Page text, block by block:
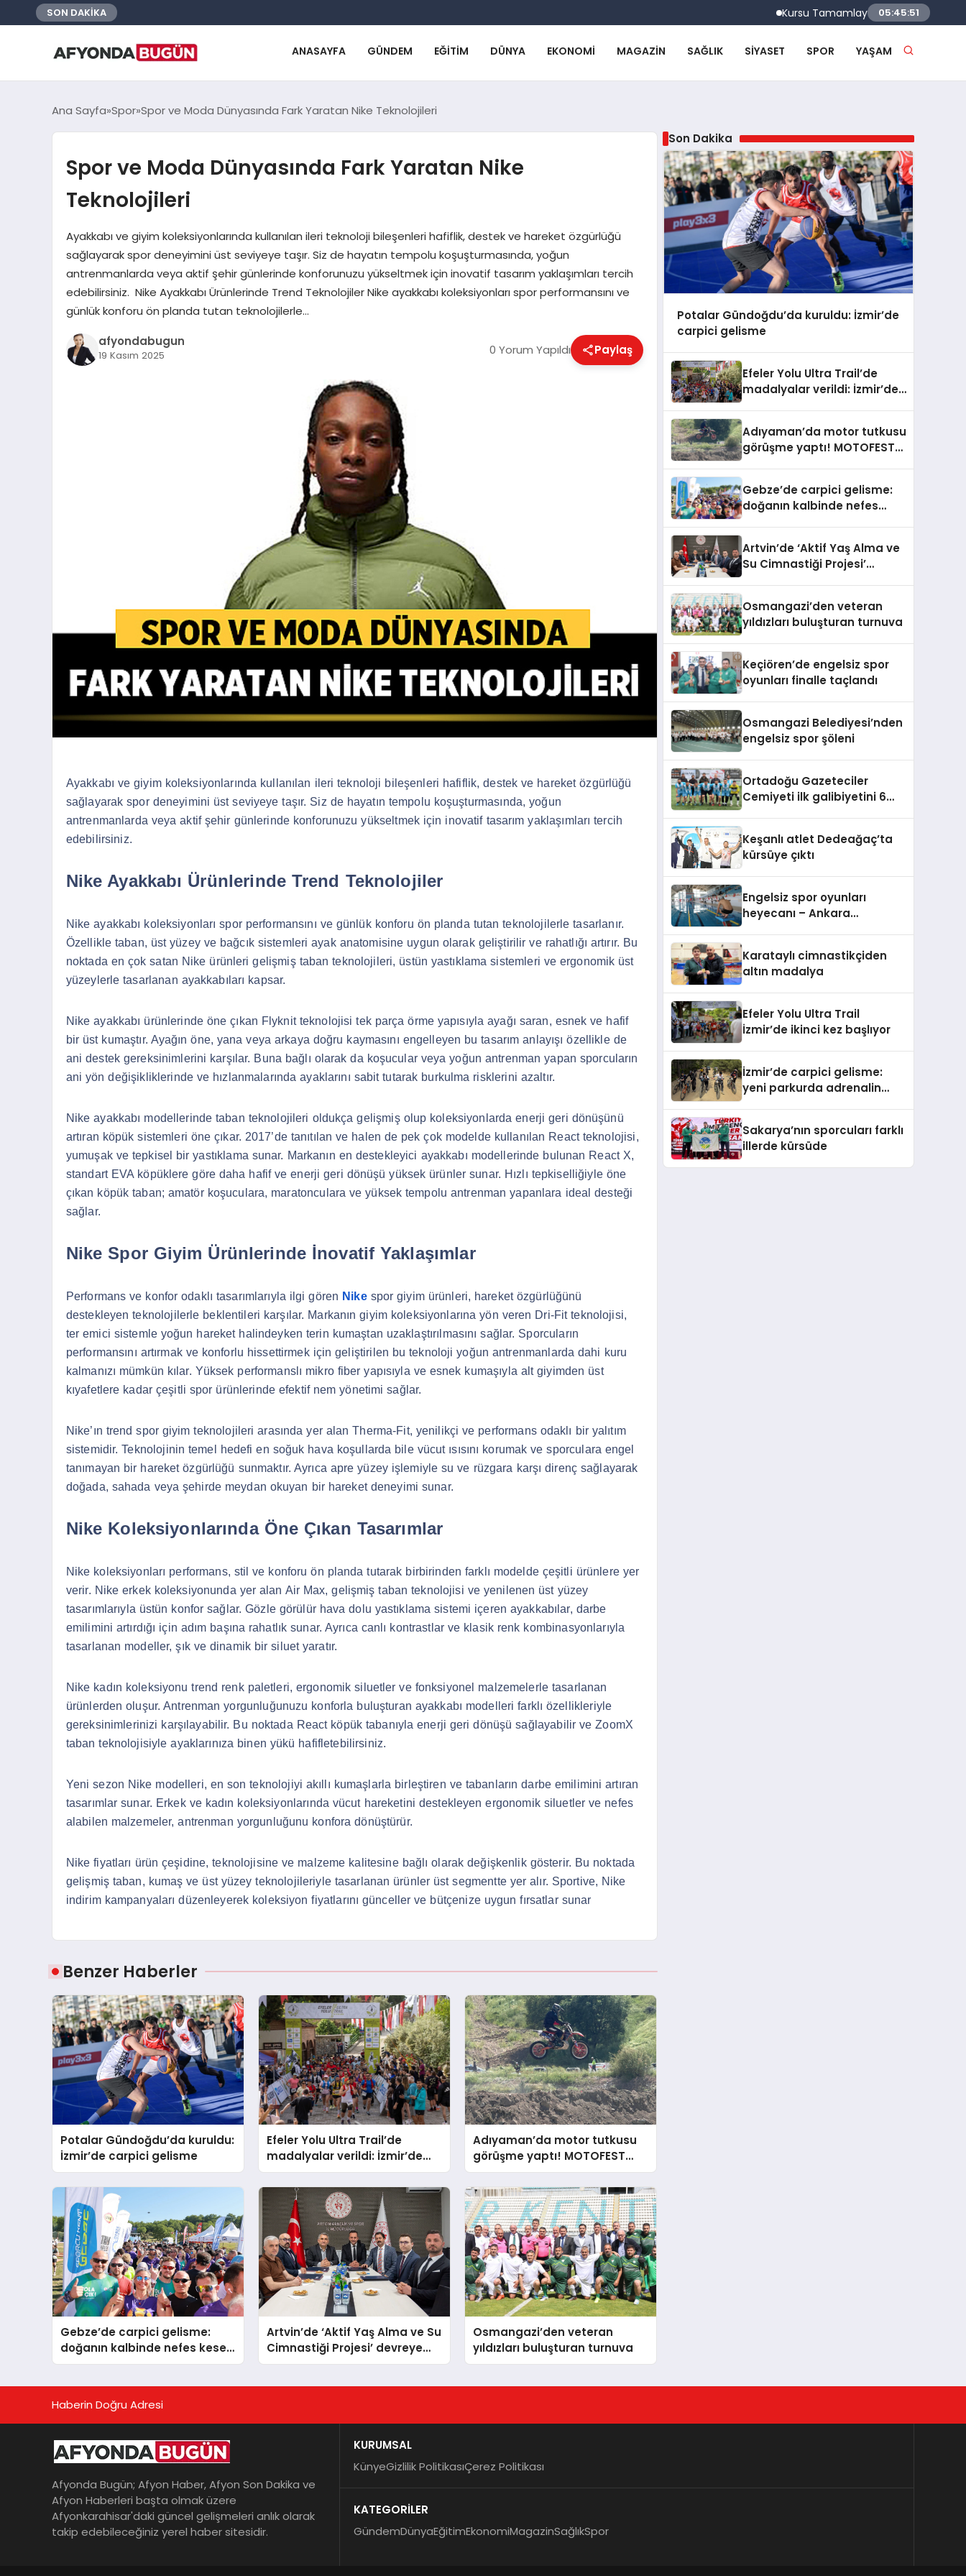
SON DAKİKA Kursu Tamamlayan Sürücülere Sertifikaları
05:45:52
ANASAYFA GÜNDEM EĞITIM DÜNYA EKONOMI MAGAZIN SAĞLIK SIYASET SPOR YAŞAM
Ana Sayfa Spor Spor ve Moda Dünyasında Fark Yaratan Nike Teknolojileri
Spor ve Moda Dünyasında Fark Yaratan Nike
Teknolojileri
Ayakkabı ve giyim koleksiyonlarında kullanılan ileri teknoloji bileşenleri hafiflik, destek ve hareket özgürlüğü
sağlayarak spor deneyimini üst seviyeye taşır. Siz de hayatın tempolu koşuşturmasında, yoğun
antrenmanlarda veya aktif şehir günlerinde konforunuzu yükseltmek için inovatif tasarım yaklaşımları tercih
edebilirsiniz. Nike Ayakkabı Ürünlerinde Trend Teknolojiler Nike ayakkabı koleksiyonları spor performansını ve
günlük konforu ön planda tutan teknolojilerle…
afyondabugun
19 Kasım 2025 0 Yorum Yapıldı Paylaş
Ayakkabı ve giyim koleksiyonlarında kullanılan ileri teknoloji bileşenleri hafiflik, destek ve hareket özgürlüğü
sağlayarak spor deneyimini üst seviyeye taşır. Siz de hayatın tempolu koşuşturmasında, yoğun
antrenmanlarda veya aktif şehir günlerinde konforunuzu yükseltmek için inovatif tasarım yaklaşımları tercih
edebilirsiniz.
Nike Ayakkabı Ürünlerinde Trend Teknolojiler
Nike ayakkabı koleksiyonları spor performansını ve günlük konforu ön planda tutan teknolojilerle tasarlanır.
Özellikle taban, üst yüzey ve bağcık sistemleri ayak anatomisine uygun olarak geliştirilir ve rahatlığı artırır. Bu
noktada en çok satan Nike ürünleri gelişmiş taban teknolojileri, üstün yastıklama sistemleri ve ergonomik üst
yüzeylerle tasarlanan ayakkabıları kapsar.
Nike ayakkabı ürünlerinde öne çıkan Flyknit teknolojisi tek parça örme yapısıyla ayağı saran, esnek ve hafif
bir üst kumaştır. Ayağın öne, yana veya arkaya doğru kaymasını engelleyen bu tasarım anlayışı özellikle de
ani destek gereksinimlerini karşılar. Buna bağlı olarak da koşucular veya yoğun antrenman yapan sporcuların
ani yön değişikliklerinde ve hızlanmalarında ayaklarını sabit tutarak burkulma risklerini azaltır.
Nike ayakkabı modellerinde taban teknolojileri oldukça gelişmiş olup koleksiyonlarda enerji geri dönüşünü
artıran köpük sistemleri öne çıkar. 2017’de tanıtılan ve halen de pek çok modelde kullanılan React teknolojisi,
yumuşak ve tepkisel bir yastıklama sunar. Markanın en destekleyici ayakkabı modellerinde bulunan React X,
standart EVA köpüklere göre daha hafif ve enerji geri dönüşü yüksek ürünler sunar. Hızlı tepkiselliğiyle öne
çıkan köpük taban; amatör koşuculara, maratonculara ve yüksek tempolu antrenman yapanlara ideal desteği
sağlar.
Nike Spor Giyim Ürünlerinde İnovatif Yaklaşımlar
Performans ve konfor odaklı tasarımlarıyla ilgi gören Nikespor giyim ürünleri, hareket özgürlüğünü
destekleyen teknolojilerle beklentileri karşılar. Markanın giyim koleksiyonlarına yön veren Dri-Fit teknolojisi,
ter emici sistemle yoğun hareket halindeyken terin kumaştan uzaklaştırılmasını sağlar. Sporcuların
performansını artırmak ve konforlu hissettirmek için geliştirilen bu teknoloji yoğun antrenmanlarda dahi kuru
kalmanızı mümkün kılar. Yüksek performanslı mikro fiber yapısıyla ve esnek kumaşıyla alt giyimden üst
kıyafetlere kadar çeşitli spor ürünlerinde efektif nem yönetimi sağlar.
Nike’ın trend spor giyim teknolojileri arasında yer alan Therma-Fit, yenilikçi ve performans odaklı bir yalıtım
sistemidir. Teknolojinin temel hedefi en soğuk hava koşullarda bile vücut ısısını korumak ve sporculara engel
tanımayan bir hareket özgürlüğü sunmaktır. Ayrıca apre yüzey işlemiyle su ve rüzgara karşı direnç sağlayarak
doğada, sahada veya şehirde meydan okuyan bir hareket deneyimi sunar.
Nike Koleksiyonlarında Öne Çıkan Tasarımlar
Nike koleksiyonları performans, stil ve konforu ön planda tutarak birbirinden farklı modelde çeşitli ürünlere yer
verir. Nike erkek koleksiyonunda yer alan Air Max, gelişmiş taban teknolojisi ve yenilenen üst yüzey
tasarımlarıyla üstün konfor sağlar. Gözle görülür hava dolu yastıklama sistemi içeren ayakkabılar, darbe
emilimini artırdığı için adım başına rahatlık sunar. Ayrıca canlı kontrastlar ve klasik renk kombinasyonlarıyla
tasarlanan modeller, şık ve dinamik bir siluet yaratır.
Nike kadın koleksiyonu trend renk paletleri, ergonomik siluetler ve fonksiyonel malzemelerle tasarlanan
ürünlerden oluşur. Antrenman yorgunluğunuzu konforla buluşturan ayakkabı modelleri farklı özellikleriyle
gereksinimlerinizi karşılayabilir. Bu noktada React köpük tabanıyla enerji geri dönüşü sağlayabilir ve ZoomX
taban teknolojisiyle ayaklarınıza binen yükü hafifletebilirsiniz.
Yeni sezon Nike modelleri, en son teknolojiyi akıllı kumaşlarla birleştiren ve tabanların darbe emilimini artıran
tasarımlar sunar. Erkek ve kadın koleksiyonlarında vücut hareketini destekleyen ergonomik siluetler ve nefes
alabilen malzemeler, antrenman yorgunluğunu konfora dönüştürür.
Nike fiyatları ürün çeşidine, teknolojisine ve malzeme kalitesine bağlı olarak değişkenlik gösterir. Bu noktada
gelişmiş taban, kumaş ve üst yüzey teknolojileriyle tasarlanan ürünler üst segmentte yer alır. Sportive, Nike
indirim kampanyaları düzenleyerek koleksiyon fiyatlarını günceller ve bütçenize uygun fırsatlar sunar
Benzer Haberler
Potalar Gündoğdu’da kuruldu:
İzmir’de carpici gelisme
Efeler Yolu Ultra Trail’de
madalyalar verildi: İzmir’de
carpici gelisme
Adıyaman’da motor tutkusu
görüşme yaptı! MOTOFEST
2026’ya yoğun ilgi
Gebze’de carpici gelisme:
doğanın kalbinde nefes kesen
yarış
Artvin’de ‘Aktif Yaş Alma ve Su
Cimnastiği Projesi’ devreye
sokuldu
Osmangazi’den veteran
yıldızları buluşturan turnuva
Son Dakika
Potalar Gündoğdu’da kuruldu: İzmir’de
carpici gelisme
Efeler Yolu Ultra Trail’de
madalyalar verildi: İzmir’de
Adıyaman’da motor tutkusu
görüşme yaptı! MOTOFEST
Gebze’de carpici gelisme:
doğanın kalbinde nefes
Artvin’de ‘Aktif Yaş Alma ve
Su Cimnastiği Projesi’
Osmangazi’den veteran
yıldızları buluşturan turnuva
Keçiören’de engelsiz spor
oyunları finalle taçlandı
Osmangazi Belediyesi’nden
engelsiz spor şöleni
Ortadoğu Gazeteciler
Cemiyeti ilk galibiyetini 6
Keşanlı atlet Dedeağaç’ta
kürsüye çıktı
Engelsiz spor oyunları
heyecanı – Ankara
Karataylı cimnastikçiden
altın madalya
Efeler Yolu Ultra Trail
İzmir’de ikinci kez başlıyor
İzmir’de carpici gelisme:
yeni parkurda adrenalin
Sakarya’nın sporcuları farklı
illerde kürsüde
Haberin Doğru Adresi
Afyonda Bugün; Afyon Haber, Afyon Son Dakika ve
Afyon Haberleri başta olmak üzere
Afyonkarahisar'daki güncel gelişmeleri anlık olarak
takip edebileceğiniz yerel haber sitesidir.
KURUMSAL
KünyeGizlilik PolitikasıÇerez Politikası
KATEGORİLER
GündemDünyaEğitimEkonomiMagazinSağlıkSpor